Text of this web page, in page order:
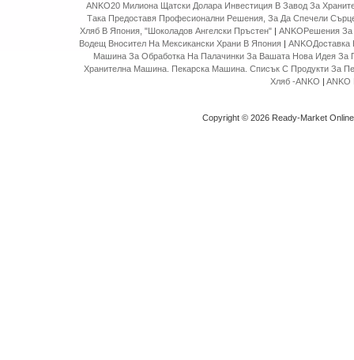
ANKO20 Милиона Щатски Долара Инвестиция В Завод За
Така Предоставя Професионални Решения, За Да Спечели
Хляб В Япония, "Шоколадов Ангелски Пръстен" |ANKOРешения
Водещ Вносител На Мексикански Храни В Япония |
Машина За Обработка На Палачинки За Вашата Нова Идея За
Хранителна Машина. Пекарска Машина. Списък С Продукти За
Хляб -ANKO |ANKO
Copyright © 2026 Ready-Market